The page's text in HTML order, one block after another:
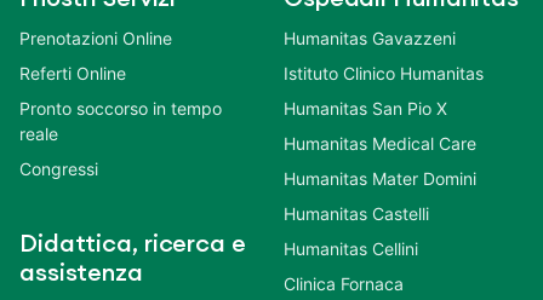
Prenotazioni Online
Referti Online
Pronto soccorso in tempo
reale
Congressi
Didattica, ricerca e
assistenza
Humanitas Gavazzeni
Istituto Clinico Humanitas
Humanitas San Pio X
Humanitas Medical Care
Humanitas Mater Domini
Humanitas Castelli
Humanitas Cellini
Clinica Fornaca